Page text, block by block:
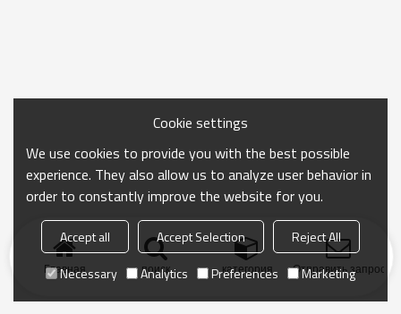
Главная поиск категория Отправить запрос
Cookie settings
We use cookies to provide you with the best possible
experience. They also allow us to analyze user behavior in
order to constantly improve the website for you.
Accept all Accept Selection
Reject All
Necessary
Analytics Preferences Marketing